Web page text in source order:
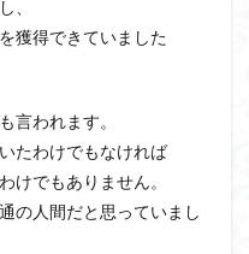
、
獲得できていました
言われます。
たわけでもなければ
けでもありません。
の人間だと思っていまし